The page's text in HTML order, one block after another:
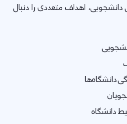
اهداف متعددی را دنبال
دانشگاه‌ها
دانشگاه